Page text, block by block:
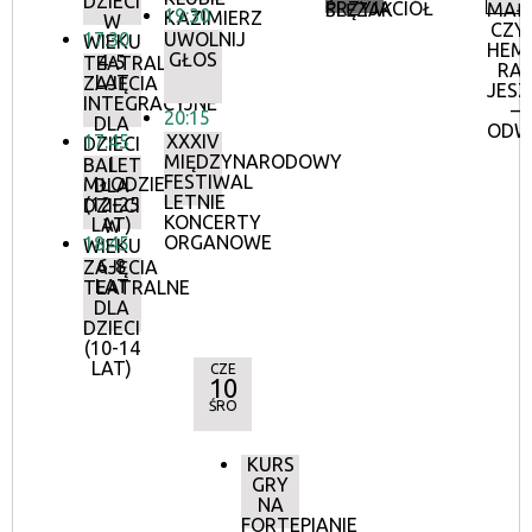
W
WIEKU
4-5
LAT
17:30
TEATRALNE
ZAJĘCIA
INTEGRACYJNE
DLA
DZIECI
I
MŁODZIEŻY
(12-25
LAT)
17:45
BALET
DLA
DZIECI
W
WIEKU
6-8
LAT
18:45
ZAJĘCIA
TEATRALNE
DLA
DZIECI
(10-14
LAT)
KAZIMIERZ
19:30
UWOLNIJ
GŁOS
20:15
XXXIV
MIĘDZYNARODOWY
FESTIWAL
LETNIE
KONCERTY
ORGANOWE
PRZYJACIÓŁ
ŚLĘZAK
–
CZE
10
ŚRO
KURS
GRY
NA
FORTEPIANIE